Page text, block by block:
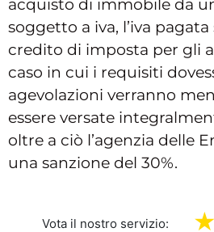
acquisto di immobile da
soggetto a iva, l’iva
credito di imposta per gli
caso in cui i requisiti
agevolazioni verranno
essere versate
oltre a ciò l’agenzia delle
una sanzione del 30%.
Vota il nostro servizio: